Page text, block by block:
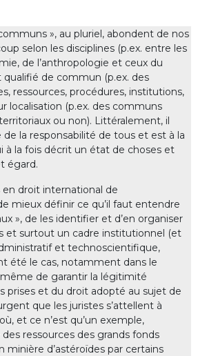
», au pluriel, abondent de nos
selon les disciplines (p.ex. entre les
de l’anthropologie et ceux du
qualifié de commun (p.ex. des
ressources, procédures, institutions,
localisation (p.ex. des communs
ou non). Littéralement, il
de la responsabilité de tous et est à la
à la fois décrit un état de choses et
égard.
en droit international de
mieux définir ce qu’il faut entendre
», de les identifier et d’en organiser
et surtout un cadre institutionnel (et
et technoscientifique,
été le cas, notamment dans le
de garantir la légitimité
prises et du droit adopté au sujet de
que les juristes s’attellent à
et ce n’est qu’un exemple,
des ressources des grands fonds
minière d’astéroïdes par certains